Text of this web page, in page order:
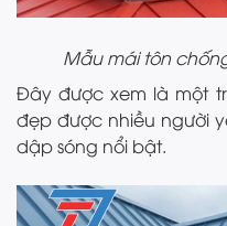
Mẫu mái tôn
Đây được xem là một
đẹp được nhiều người
dập sóng nổi bật.